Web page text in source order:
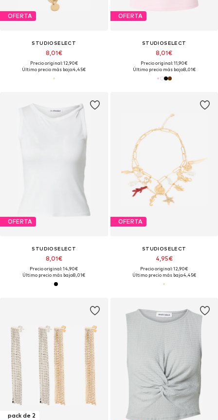
OFERTA
STUDIOSELECT
8,01€
Precio original: 12,90€
Último precio más bajo:4,45€
OFERTA
STUDIOSELECT
8,01€
Precio original: 11,90€
Último precio más bajo:8,01€
OFERTA
STUDIOSELECT
8,01€
Precio original: 14,90€
Último precio más bajo:8,01€
OFERTA
STUDIOSELECT
4,95€
Precio original: 12,90€
Último precio más bajo:4,45€
pack de 2